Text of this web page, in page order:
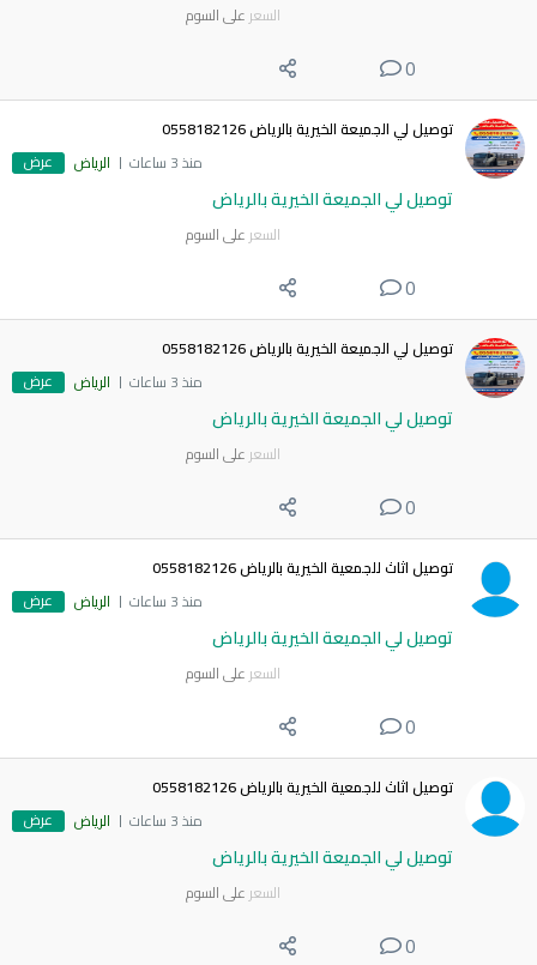
السعر على السوم
0
توصيل لي الجميعة الخيرية بالرياض 0558182126
منذ 3 ساعات
الرياض عرض
توصيل لي الجميعة الخيرية بالرياض
السعر على السوم
0
توصيل لي الجميعة الخيرية بالرياض 0558182126
منذ 3 ساعات
الرياض عرض
توصيل لي الجميعة الخيرية بالرياض
السعر على السوم
0
توصيل اثاث للجمعية الخيرية بالرياض 0558182126
منذ 3 ساعات
الرياض عرض
توصيل لي الجميعة الخيرية بالرياض
السعر على السوم
0
توصيل اثاث للجمعية الخيرية بالرياض 0558182126
منذ 3 ساعات
الرياض عرض
توصيل لي الجميعة الخيرية بالرياض
السعر على السوم
0